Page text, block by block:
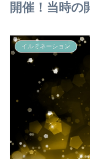
開催！当時の
イルミネーション